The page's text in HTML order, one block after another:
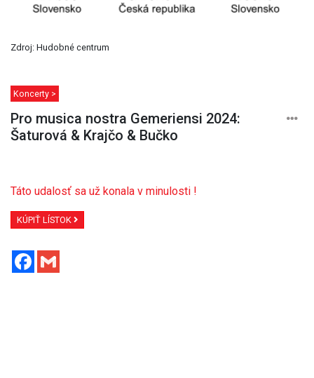
Zdroj: Hudobné centrum
Koncerty >
Pro musica nostra Gemeriensi 2024:
Šaturová & Krajčo & Bučko
Táto udalosť sa už konala v minulosti !
KÚPIŤ LÍSTOK
Facebook